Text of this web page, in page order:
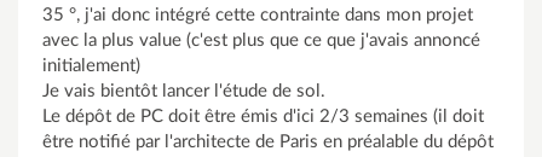
35 °, j'ai donc intégré cette contrainte dans mon projet
avec la plus value (c'est plus que ce que j'avais annoncé
initialement)
Je vais bientôt lancer l'étude de sol.
Le dépôt de PC doit être émis d'ici 2/3 semaines (il doit
être notifié par l'architecte de Paris en préalable du dépôt